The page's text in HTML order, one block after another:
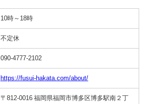
10時～18時
不定休
090-4777-2102
https://fusui-hakata.com/about/
〒812-0016 福岡県福岡市博多区博多駅南２丁